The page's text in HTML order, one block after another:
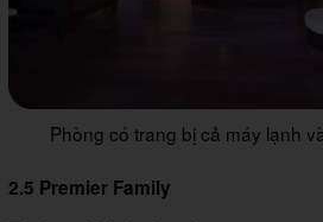
Phòng có trang bị cả máy lạnh
2.5 Premier Family